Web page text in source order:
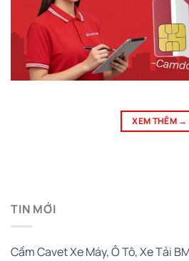
XEM THÊM →
TIN MỚI
Cầm Cavet Xe Máy, Ô Tô, Xe Tải